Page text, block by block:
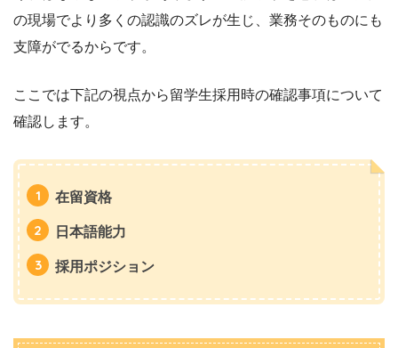
の現場でより多くの認識のズレが生じ、業務そのものにも
支障がでるからです。
ここでは下記の視点から留学生採用時の確認事項について
確認します。
在留資格
日本語能力
採用ポジション